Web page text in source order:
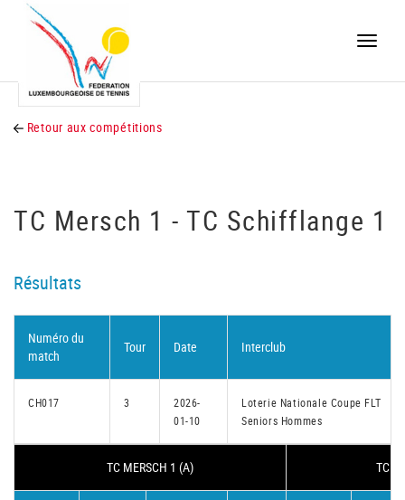
Toggle
Retour aux compétitions
TC Mersch 1 - TC Schifflange 1
Résultats
Numéro du
match
Tour Date Interclub
CH017 3
2026-
01-10
Loterie Nationale Coupe FLT
Seniors Hommes
TC MERSCH 1 (A) TC